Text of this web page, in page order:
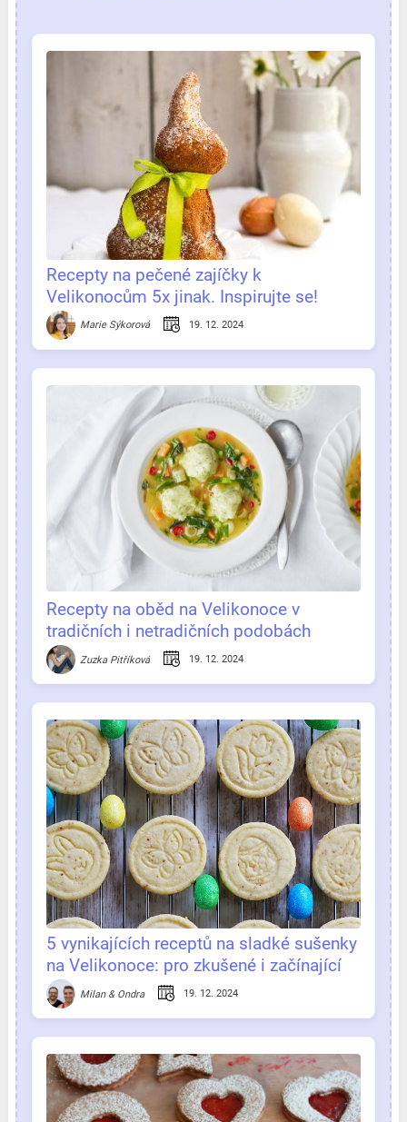
Recepty na pečené zajíčky k
Velikonocům 5x jinak. Inspirujte se!
Marie Sýkorová 19. 12. 2024
Recepty na oběd na Velikonoce v
tradičních i netradičních podobách
Zuzka Pitříková 19. 12. 2024
5 vynikajících receptů na sladké sušenky
na Velikonoce: pro zkušené i začínající
pekařkyMilan & Ondra 19. 12. 2024